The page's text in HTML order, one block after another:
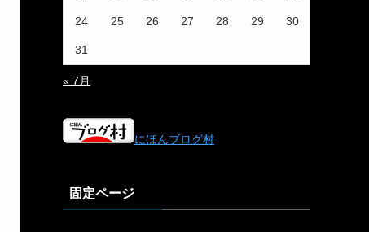
24 25 26 27 28 29 30
31
« 7月
にほんブログ村
固定ページ